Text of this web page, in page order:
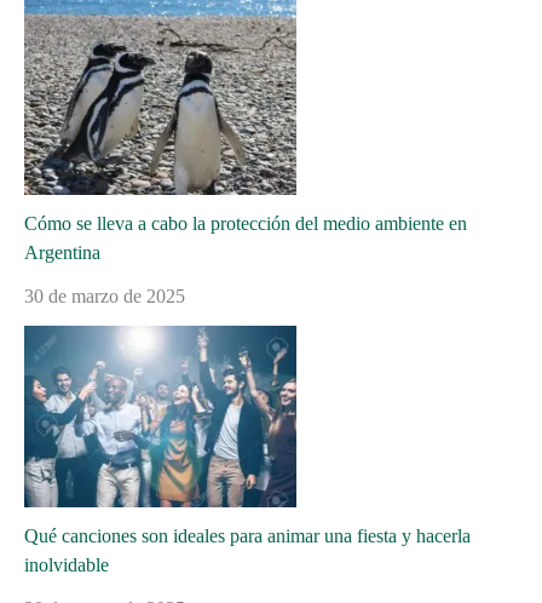
Cómo se lleva a cabo la protección del medio ambiente en
Argentina
30 de marzo de 2025
Qué canciones son ideales para animar una fiesta y hacerla
inolvidable